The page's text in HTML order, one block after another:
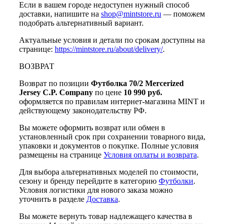
Если в вашем городе недоступен нужный способ
доставки, напишите на shop@mintstore.ru — поможем
подобрать альтернативный вариант.
Актуальные условия и детали по срокам доступны на
странице: https://mintstore.ru/about/delivery/.
ВОЗВРАТ
Возврат по позиции Футболка 70/2 Mercerized
Jersey C.P. Company по цене 10 990 руб.
оформляется по правилам интернет-магазина MINT и
действующему законодательству РФ.
Вы можете оформить возврат или обмен в
установленный срок при сохранении товарного вида,
упаковки и документов о покупке. Полные условия
размещены на странице Условия оплаты и возврата.
Для выбора альтернативных моделей по стоимости,
сезону и бренду перейдите в категорию Футболки.
Условия логистики для нового заказа можно
уточнить в разделе Доставка.
Вы можете вернуть товар надлежащего качества в